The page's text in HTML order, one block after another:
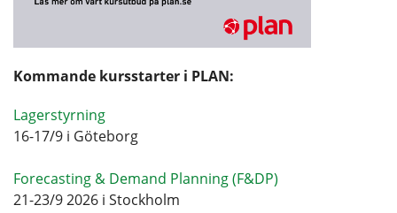
Kommande kursstarter i PLAN:
Lagerstyrning
16-17/9 i Göteborg
Forecasting & Demand Planning (F&DP)
21-23/9 2026 i Stockholm